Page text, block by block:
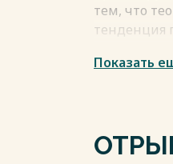
тем, что
тенденция
литературы
Показать